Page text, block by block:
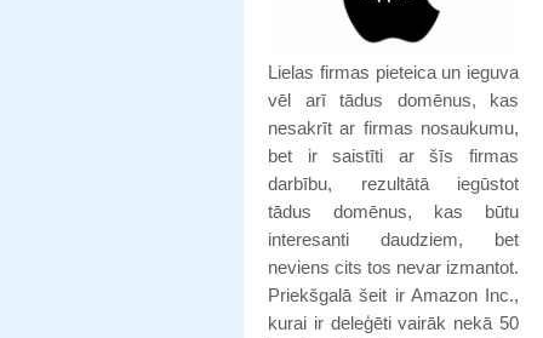
Lielas firmas pieteica un ieguva
vēl arī tādus domēnus, kas
nesakrīt ar firmas nosaukumu,
bet ir saistīti ar šīs firmas
darbību, rezultātā iegūstot
tādus domēnus, kas būtu
interesanti daudziem, bet
neviens cits tos nevar izmantot.
Priekšgalā šeit ir Amazon Inc.,
kurai ir deleģēti vairāk nekā 50